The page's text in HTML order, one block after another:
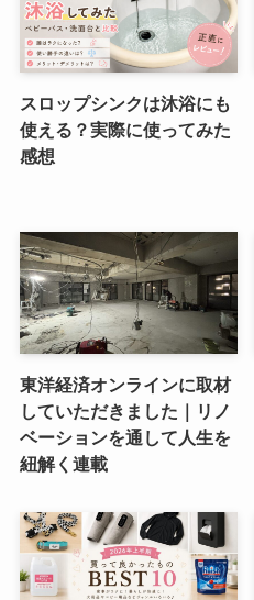
スロップシンクは沐浴にも
使える？実際に使ってみた
感想
東洋経済オンラインに取材
していただきました｜リノ
ベーションを通して人生を
紐解く連載